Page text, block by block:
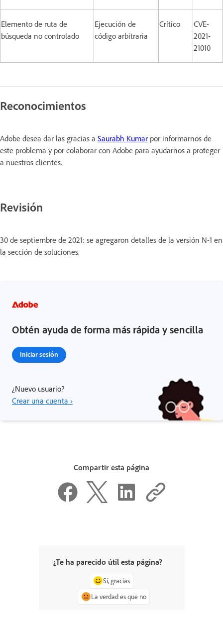
Elemento de ruta de
búsqueda no controlado
Ejecución de
código arbitraria
Crítico
CVE-
2021-
21010
Reconocimientos
Adobe desea dar las gracias a Saurabh Kumar por informarnos de
este problema y por colaborar con Adobe para ayudarnos a proteger
a nuestros clientes.
Revisión
30 de septiembre de 2021: se agregaron detalles de la versión N-1 en
la sección de soluciones.
Obtén ayuda de forma más rápida y sencilla
Iniciar sesión
¿Nuevo usuario?
Crear una cuenta ›
Compartir esta página
¿Te ha parecido útil esta página?
Sí, gracias
La verdad es que no